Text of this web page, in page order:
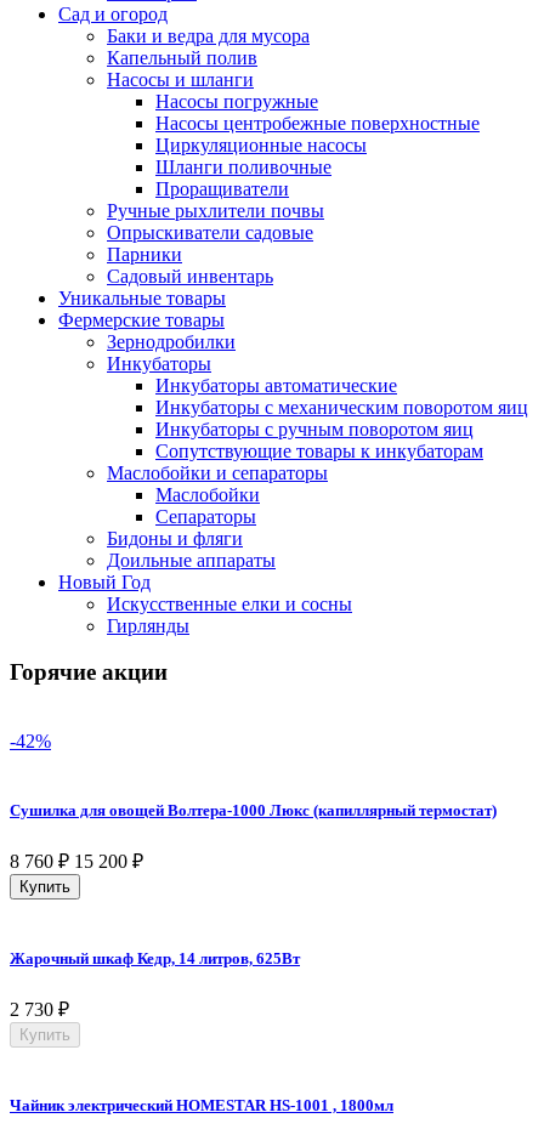
Сад и огород
Баки и ведра для мусора
Капельный полив
Насосы и шланги
Насосы погружные
Насосы центробежные поверхностные
Циркуляционные насосы
Шланги поливочные
Проращиватели
Ручные рыхлители почвы
Опрыскиватели садовые
Парники
Садовый инвентарь
Уникальные товары
Фермерские товары
Зернодробилки
Инкубаторы
Инкубаторы автоматические
Инкубаторы с механическим поворотом яиц
Инкубаторы с ручным поворотом яиц
Сопутствующие товары к инкубаторам
Маслобойки и сепараторы
Маслобойки
Сепараторы
Бидоны и фляги
Доильные аппараты
Новый Год
Искусственные елки и сосны
Гирлянды
Горячие акции
-42%
Сушилка для овощей Волтера-1000 Люкс (капиллярный термостат)
8 760 ₽ 15 200 ₽
Купить
Жарочный шкаф Кедр, 14 литров, 625Вт
2 730 ₽
Купить
Чайник электрический HOMESTAR HS-1001 , 1800мл